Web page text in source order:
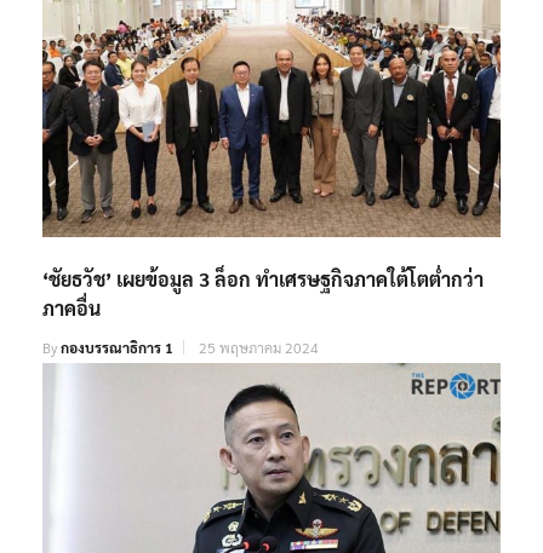
‘ชัยธวัช’ เผยข้อมูล 3 ล็อก ทำเศรษฐกิจภาคใต้โตต่ำกว่า
ภาคอื่น
Byกองบรรณาธิการ 1 25 พฤษภาคม 2024